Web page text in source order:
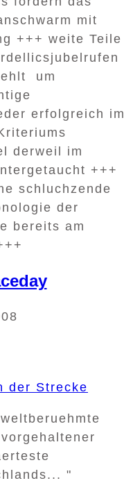
mit
+++ weite Teile
um
erfolgreich im
derweil im
+++
schluchzende
der
bereits am
der Strecke
"